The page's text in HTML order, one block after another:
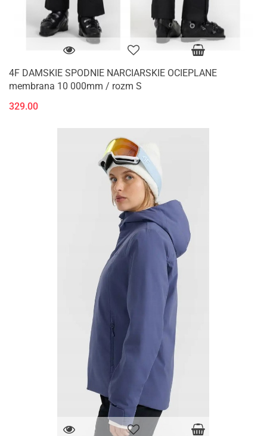
4F DAMSKIE SPODNIE NARCIARSKIE OCIEPLANE
membrana 10 000mm / rozm S
329.00